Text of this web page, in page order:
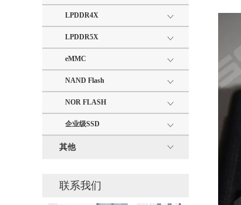
LPDDR4X
LPDDR5X
eMMC
NAND Flash
NOR FLASH
企业级SSD
其他
联系我们